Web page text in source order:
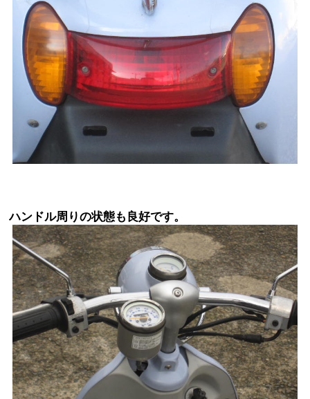
ハンドル周りの状態も良好です。